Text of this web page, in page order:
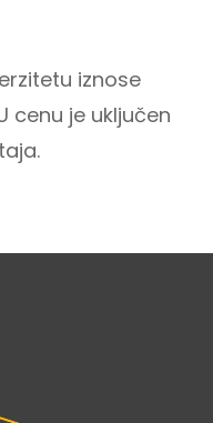
iznose
cenu je uključen